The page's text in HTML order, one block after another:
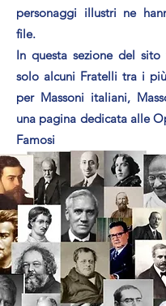
personaggi illustri ne
file.
In questa sezione del sito
solo alcuni Fratelli tra i
per Massoni italiani,
una pagina dedicata alle
Famosi